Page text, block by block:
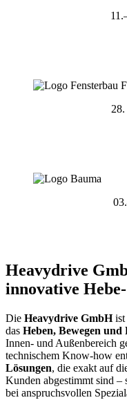
Heavydrive
innovative
Die Heavydrive GmbHist
das Heben, Bewegen und
Innen- und Außenbereich
technischem Know-how
Lösungen, die exakt auf
Kunden abgestimmt sind –
bei anspruchsvollen